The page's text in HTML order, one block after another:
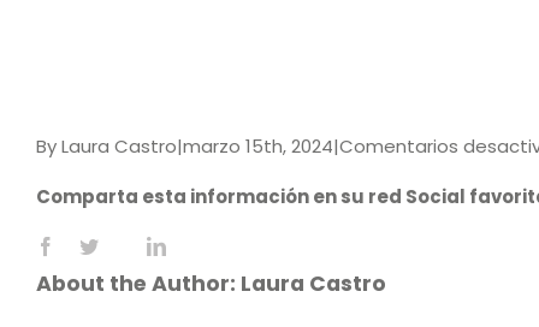
ByLaura Castro|marzo 15th, 2024|Comentarios
Comparta esta información en su red Social
Facebook
X RedditLinkedIn
About the Author: Laura Castro